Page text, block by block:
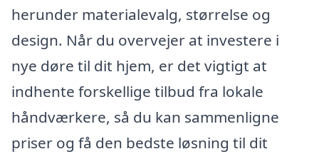
herunder materialevalg, størrelse og
design. Når du overvejer at investere i
nye døre til dit hjem, er det vigtigt at
indhente forskellige tilbud fra lokale
håndværkere, så du kan sammenligne
priser og få den bedste løsning til dit